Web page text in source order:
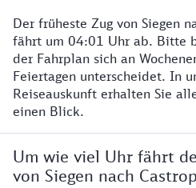
Der früheste Zug von Siegen
fährt um 04:01 Uhr ab. Bitte
der Fahrplan sich an
Feiertagen unterscheidet. In
Reiseauskunft erhalten Sie
einen Blick.
Um wie viel Uhr fährt
von Siegen nach